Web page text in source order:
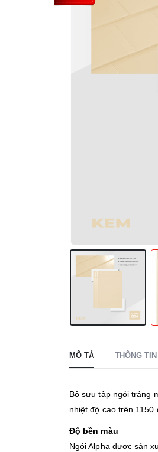
MÔ TẢ THÔNG
Bộ sưu tập ngói tráng
nhiệt độ cao trên
Độ bền màu
Ngói Alpha được sản